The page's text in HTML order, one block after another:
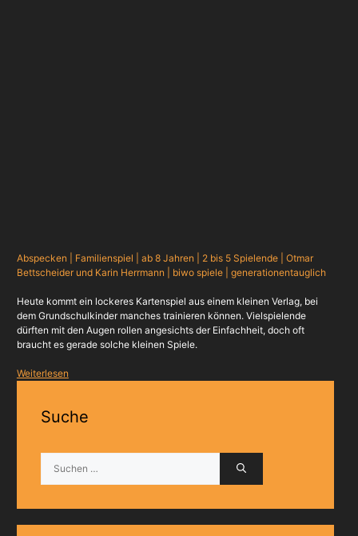
Abspecken | Familienspiel | ab 8 Jahren | 2 bis 5 Spielende | Otmar
Bettscheider und Karin Herrmann | biwo spiele | generationentauglich
Heute kommt ein lockeres Kartenspiel aus einem kleinen Verlag, bei
dem Grundschulkinder manches trainieren können. Vielspielende
dürften mit den Augen rollen angesichts der Einfachheit, doch oft
braucht es gerade solche kleinen Spiele.
Weiterlesen
Suche
nach: